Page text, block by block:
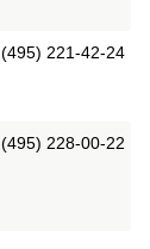
(495) 221-42-24
(495) 228-00-22